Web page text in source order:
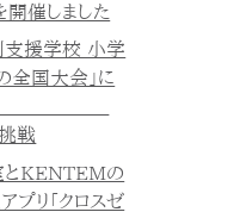
開催しました
支援学校 小学
全国大会」に
挑戦
KENTEMの
プリ「クロスゼ